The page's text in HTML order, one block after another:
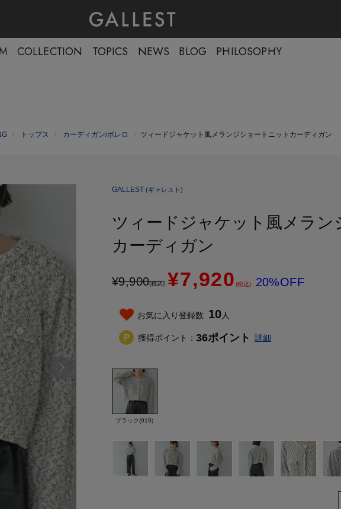
COLLECTION TOPICS NEWS BLOG PHILOSOPHY
トップス カーディガン/ボレロ ツィードジャケット風メランジショートニットカーディガン
GALLEST (ギャレスト)
ツィードジャケット風メラン
カーディガン
¥9,900(税込) ¥7,920 (税込) 20%OFF
お気に入り登録数 10人
獲得ポイント： 36ポイント 詳細
ブラック(919)